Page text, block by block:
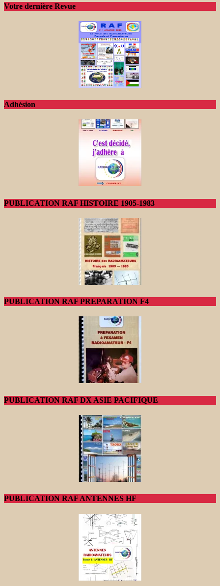
Votre dernière Revue
Adhésion
PUBLICATION RAF HISTOIRE 1905-1983
PUBLICATION RAF PREPARATION F4
PUBLICATION RAF DX ASIE PACIFIQUE
PUBLICATION RAF ANTENNES HF